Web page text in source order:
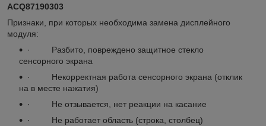
ACQ87190303
Признаки, при которых необходима замена дисплейного
модуля:
· Разбито, повреждено защитное стекло
сенсорного экрана
· Некорректная работа сенсорного экрана (отклик
на в месте нажатия)
· Не отзывается, нет реакции на касание
· Не работает область (строка, столбец)